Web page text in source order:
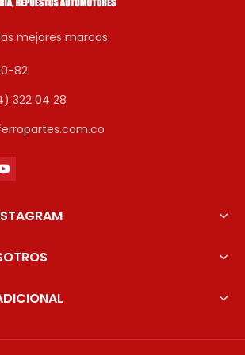
mejores marcas.
82
322 04 28